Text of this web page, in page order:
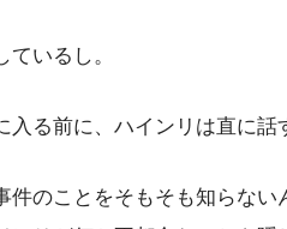
いるし。
る前に、ハインリは直に話
のことをそもそも知らない